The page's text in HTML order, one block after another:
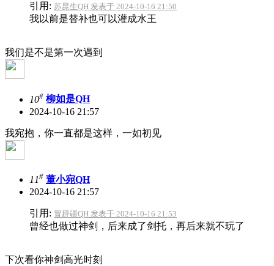
引用: 苏昆生QH 发表于 2024-10-16 21:50
我以前是替补也可以灌成水王
我们是不是第一次遇到
10# 柳如是QH
2024-10-16 21:57
我宛抱，你一直都是这样，一如初见
11# 董小宛QH
2024-10-16 21:57
引用: 冒辟疆QH 发表于 2024-10-16 21:53
曾经也做过神剑，后来成了剑托，再后来就不玩了
下次看你神剑高光时刻